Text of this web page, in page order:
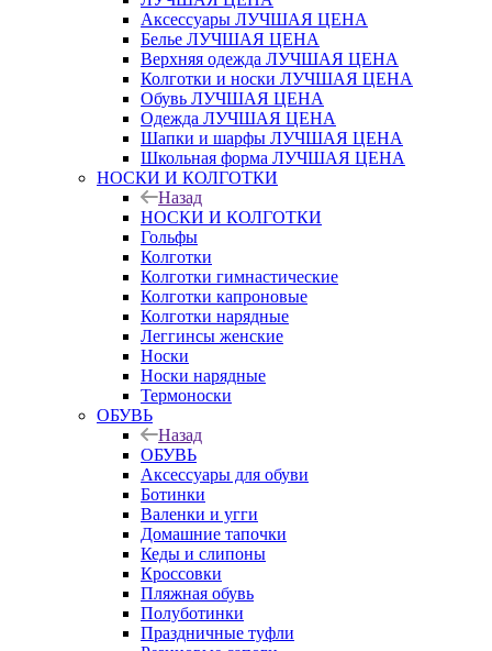
Аксессуары ЛУЧШАЯ ЦЕНА
Белье ЛУЧШАЯ ЦЕНА
Верхняя одежда ЛУЧШАЯ ЦЕНА
Колготки и носки ЛУЧШАЯ ЦЕНА
Обувь ЛУЧШАЯ ЦЕНА
Одежда ЛУЧШАЯ ЦЕНА
Шапки и шарфы ЛУЧШАЯ ЦЕНА
Школьная форма ЛУЧШАЯ ЦЕНА
НОСКИ И КОЛГОТКИ
Назад
НОСКИ И КОЛГОТКИ
Гольфы
Колготки
Колготки гимнастические
Колготки капроновые
Колготки нарядные
Леггинсы женские
Носки
Носки нарядные
Термоноски
ОБУВЬ
Назад
ОБУВЬ
Аксессуары для обуви
Ботинки
Валенки и угги
Домашние тапочки
Кеды и слипоны
Кроссовки
Пляжная обувь
Полуботинки
Праздничные туфли